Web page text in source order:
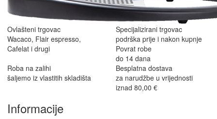
Ovlašteni trgovac
Wacaco, Flair espresso,
Cafelat i drugi
Specijalizirani trgovac
podrška prije i nakon kupnje
Povrat robe
do 14 dana
Roba na zalihi
šaljemo iz vlastitih skladišta
Besplatna dostava
za narudžbe u vrijednosti
iznad 80,00 €
Informacije